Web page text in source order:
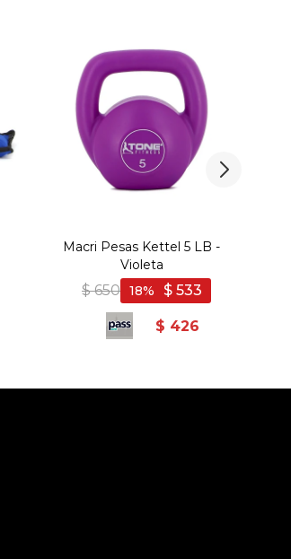
Macri Pesas Kettel 5 LB -
Violeta
$ 650 $ 533
18
$ 426